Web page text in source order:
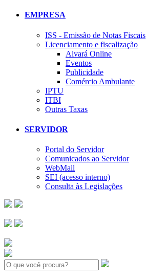
EMPRESA
ISS - Emissão de Notas Fiscais
Licenciamento e fiscalização
Alvará Online
Eventos
Publicidade
Comércio Ambulante
IPTU
ITBI
Outras Taxas
SERVIDOR
Portal do Servidor
Comunicados ao Servidor
WebMail
SEI (acesso interno)
Consulta às Legislações
Search: